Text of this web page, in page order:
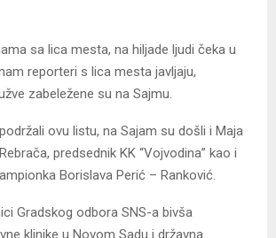
sa lica mesta, na hiljade ljudi čeka u
reporteri s lica mesta javljaju,
zabeležene su na Sajmu.
ovu listu, na Sajam su došli i Maja
predsednik KK “Vojvodina” kao i
Borislava Perić – Ranković.
Gradskog odbora SNS-a bivša
klinike u Novom Sadu i državna